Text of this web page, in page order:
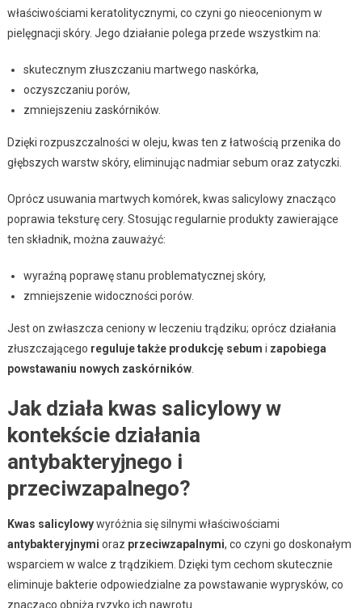
właściwościami keratolitycznymi, co czyni go nieocenionym w
pielęgnacji skóry. Jego działanie polega przede wszystkim na:
skutecznym złuszczaniu martwego naskórka,
oczyszczaniu porów,
zmniejszeniu zaskórników.
Dzięki rozpuszczalności w oleju, kwas ten z łatwością przenika do
głębszych warstw skóry, eliminując nadmiar sebum oraz zatyczki.
Oprócz usuwania martwych komórek, kwas salicylowy znacząco
poprawia teksturę cery. Stosując regularnie produkty zawierające
ten składnik, można zauważyć:
wyraźną poprawę stanu problematycznej skóry,
zmniejszenie widoczności porów.
Jest on zwłaszcza ceniony w leczeniu trądziku; oprócz działania
złuszczającego reguluje także produkcję sebum i zapobiega
powstawaniu nowych zaskórników.
Jak działa kwas salicylowy w
kontekście działania
antybakteryjnego i
przeciwzapalnego?
Kwas salicylowywyróżnia się silnymi właściwościami
antybakteryjnymi oraz przeciwzapalnymi, co czyni go doskonałym
wsparciem w walce z trądzikiem. Dzięki tym cechom skutecznie
eliminuje bakterie odpowiedzialne za powstawanie wyprysków, co
znacząco obniża ryzyko ich nawrotu.